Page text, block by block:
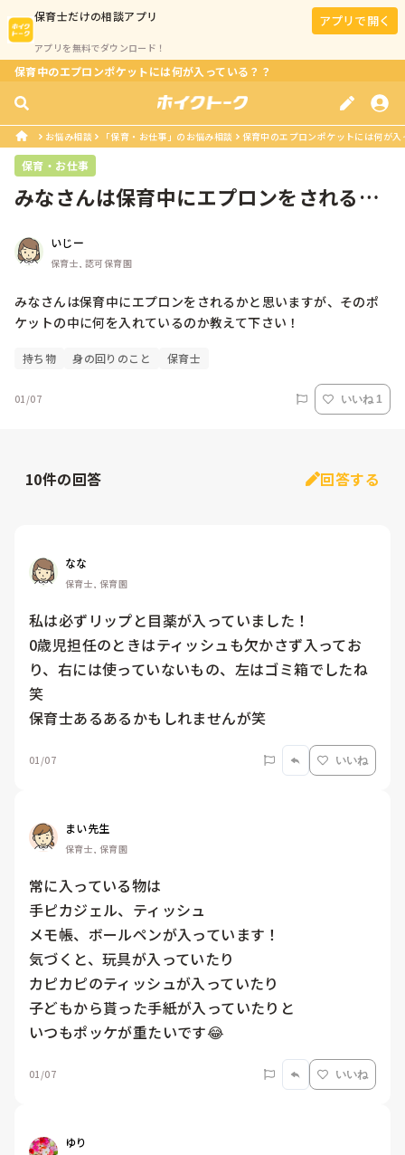
保育士だけの相談アプリ
アプリを無料でダウンロード！
アプリで開く
保育中のエプロンポケットには何が入っている？？
お悩み相談 「保育・お仕事」のお悩み相談 保育中のエプロンポケットには何が
保育・お仕事
みなさんは保育中にエプロンをされるか
いじー
保育士, 認可保育園
みなさんは保育中にエプロンをされるかと思いますが、そのポ
ケットの中に何を入れているのか教えて下さい！
持ち物 身の回りのこと 保育士
01/07 いいね 1
10件の回答 回答する
なな
保育士, 保育園
私は必ずリップと目薬が入っていました！
0歳児担任のときはティッシュも欠かさず入ってお
り、右には使っていないもの、左はゴミ箱でしたね
笑
保育士あるあるかもしれませんが笑
01/07 いいね
まい先生
保育士, 保育園
常に入っている物は
手ピカジェル、ティッシュ
メモ帳、ボールペンが入っています！
気づくと、玩具が入っていたり
カピカピのティッシュが入っていたり
子どもから貰った手紙が入っていたりと
いつもポッケが重たいです😂
01/07 いいね
ゆり